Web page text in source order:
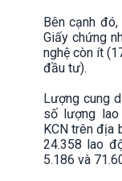
Bên cạnh
Giấy chứng
nghệ còn ít
đầu tư).
Lượng cung
số lượng lao
KCN trên địa
24.358 lao
5.186 và